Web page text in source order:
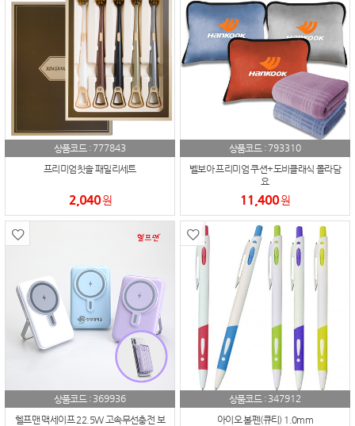
상품코드 : 777843
프리미엄칫솔 패밀리세트
2,040원
상품코드 : 793310
벨보아 프리미엄 쿠션+도비클래식 폴라담
요
11,400원
상품코드 : 369936
헬프맨 맥세이프 22.5W 고속무선충전 보
상품코드 : 347912
아이오 볼펜(큐티) 1.0mm